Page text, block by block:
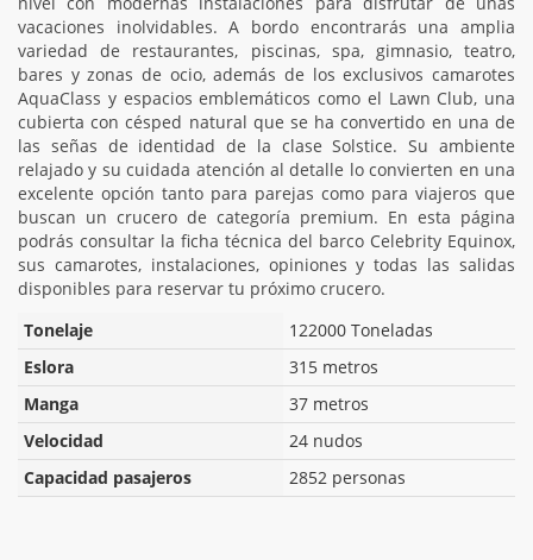
vacaciones inolvidables. A bordo encontrarás una amplia
variedad de restaurantes, piscinas, spa, gimnasio, teatro,
bares y zonas de ocio, además de los exclusivos camarotes
AquaClass y espacios emblemáticos como el Lawn Club, una
cubierta con césped natural que se ha convertido en una de
las señas de identidad de la clase Solstice. Su ambiente
relajado y su cuidada atención al detalle lo convierten en una
excelente opción tanto para parejas como para viajeros que
buscan un crucero de categoría premium. En esta página
podrás consultar la ficha técnica del barco Celebrity Equinox,
sus camarotes, instalaciones, opiniones y todas las salidas
disponibles para reservar tu próximo crucero.
Tonelaje
122000 Toneladas
Eslora
315 metros
Manga
37 metros
Velocidad
24 nudos
Capacidad pasajeros
2852 personas